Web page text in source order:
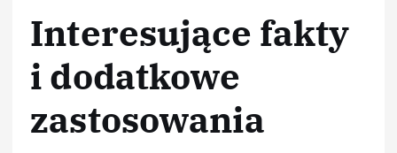
Interesujące fakty
i dodatkowe
zastosowania